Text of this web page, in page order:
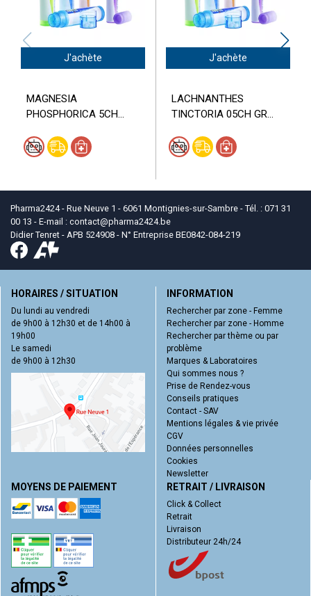
J'achète
MAGNESIA
PHOSPHORICA 5CH...
J'achète
LACHNANTHES
TINCTORIA 05CH GR...
Pharma2424 - Rue Neuve 1 - 6061 Montignies-sur-Sambre - Tél. : 071 31
00 13 - E-mail : contact@pharma2424.be
Didier Tenret - APB 524908 - N° Entreprise BE0842-084-219
HORAIRES / SITUATION
Du lundi au vendredi
de 9h00 à 12h30 et de 14h00 à
19h00
Le samedi
de 9h00 à 12h30
INFORMATION
Rechercher par zone - Femme
Rechercher par zone - Homme
Rechercher par thème ou par
problème
Marques & Laboratoires
Qui sommes nous ?
Prise de Rendez-vous
Conseils pratiques
Contact - SAV
Mentions légales & vie privée
CGV
Données personnelles
Cookies
Newsletter
MOYENS DE PAIEMENT RETRAIT / LIVRAISON
Click & Collect
Retrait
Livraison
Distributeur 24h/24